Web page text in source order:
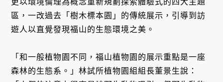
區，一改過去「樹木標本園」的傳統展示，引導到訪
遊人以直覺發現福山的生態環境之美。
「和一般植物園不同，福山植物園的展示重點是一座
森林的生態系。」林試所植物園組組長董景生說：